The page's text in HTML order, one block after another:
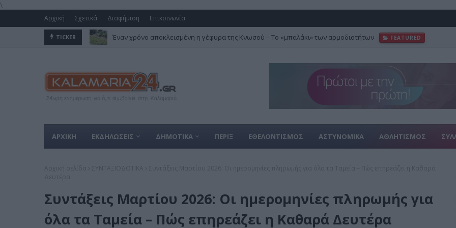
\
Αρχική Σχετικά Διαφήμιση Επικοινωνία
TICKER Έναν χρόνο αποκλεισμένη η γέφυρα της Κνωσού – Το «μπαλάκι» των αρμοδιοτήτων FEATURED
ΑΡΧΙΚΗ ΕΚΔΗΛΩΣΕΙΣ ΔΗΜΟΤΙΚΑ ΠΕΡΙΞ ΕΘΕΛΟΝΤΙΣΜΟΣ ΑΣΤΥΝΟΜΙΚΑ ΑΘΛΗΤΙΣΜΟΣ
Συντάξεις Μαρτίου 2026: Οι ημερομηνίες πληρωμής για
όλα τα Ταμεία – Πώς επηρεάζει η Καθαρά Δευτέρα